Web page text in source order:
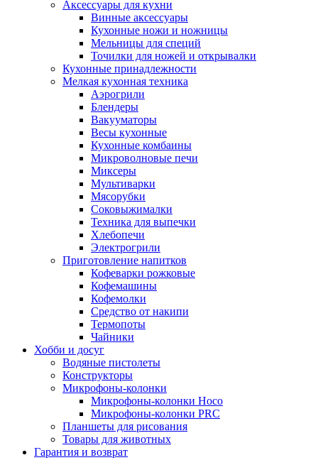
Аксессуары для кухни
Винные аксессуары
Кухонные ножи и ножницы
Мельницы для специй
Точилки для ножей и открывалки
Кухонные принадлежности
Мелкая кухонная техника
Аэрогрили
Блендеры
Вакууматоры
Весы кухонные
Кухонные комбаины
Микроволновые печи
Миксеры
Мультиварки
Мясорубки
Соковыжималки
Техника для выпечки
Хлебопечи
Электрогрили
Приготовление напитков
Кофеварки рожковые
Кофемашины
Кофемолки
Средство от накипи
Термопоты
Чайники
Хобби и досуг
Водяные пистолеты
Конструкторы
Микрофоны-колонки
Микрофоны-колонки Hoco
Микрофоны-колонки PRC
Планшеты для рисования
Товары для животных
Гарантия и возврат